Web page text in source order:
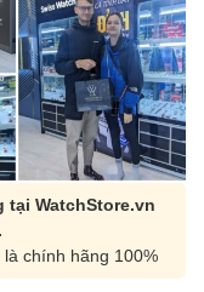
tại WatchStore.vn
chính hãng 100%